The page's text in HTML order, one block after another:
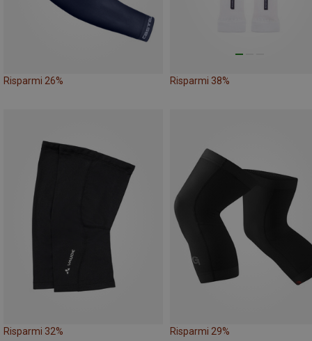
Risparmi 26% Risparmi 38%
Risparmi 32% Risparmi 29%